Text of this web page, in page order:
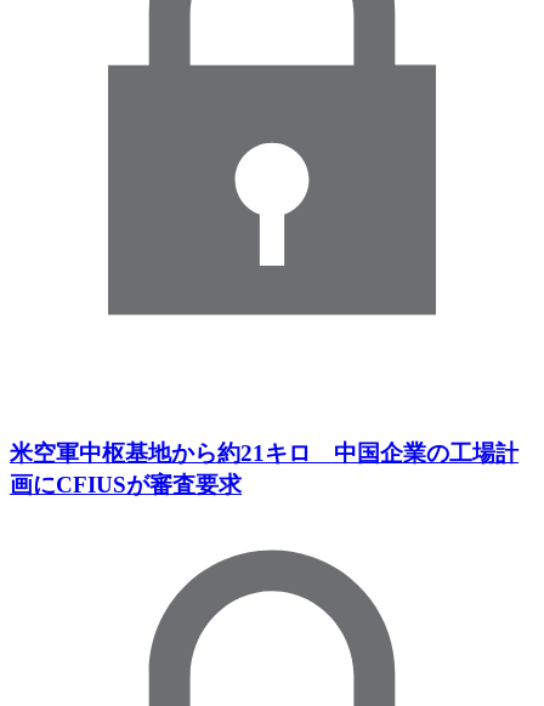
米空軍中枢基地から約21キロ 中国企業の工場計
画にCFIUSが審査要求